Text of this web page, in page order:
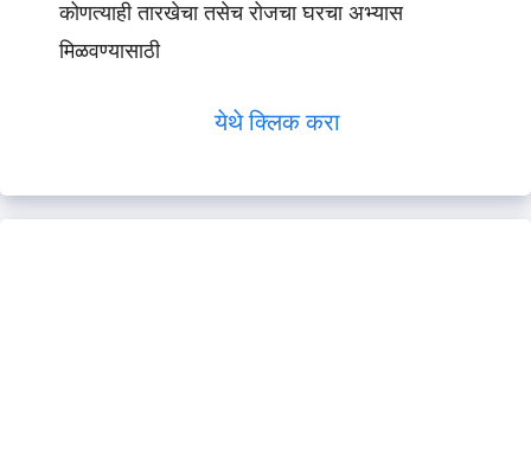
कोणत्याही तारखेचा तसेच रोजचा घरचा अभ्यास
मिळवण्यासाठी
येथे क्लिक करा